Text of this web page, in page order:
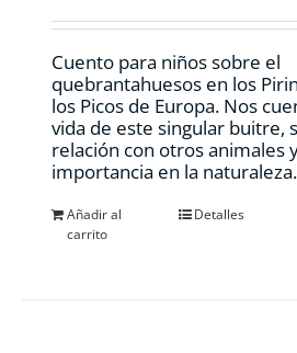
Cuento para niños sobre el
quebrantahuesos en los
los Picos de Europa. Nos
vida de este singular buitre,
relación con otros animales
importancia en la naturaleza.
Añadir al
carrito
Detalles